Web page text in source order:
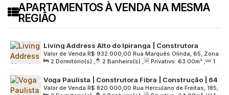
APARTAMENTOS À VENDA NA MESMA
REGIÃO
Living Address Alto do Ipiranga | Construtora
Living | Pronto | 63 metros | 02 dormitórios | suíte |
varanda gourmet | 01 vaga
R$ 932.000,00
Valor de Venda
Rua Marquês Olinda, 65, Zona
Sul, 04277-000, Vila Dom Pedro I, São Paulo, São Paulo,
Brasil
2 Dormitório(s) , 2 Banheiro(s) , Privativo: 63.00m² ,
1
Sala(s) , 1 Suíte(s) , 1 Vaga(s) , Útil: 63.00m² ,
Terreno:
5100.00m²
Voga Paulista | Construtora Fibra | Construção | 64
metros | suíte | varanda | 01 vaga
R$ 820.000,00
Valor de Venda
Rua Herculano de Freitas, 185,